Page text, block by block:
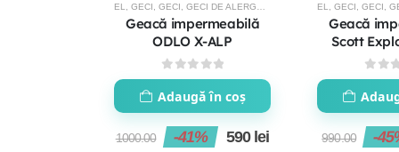
EL GECI GECI GECI DE ALERGARE GECI DE ALERGARE
Geacă impermeabilă
ODLO X-ALP
0out of 5
Adaugă în coș
1000.00 -41% 590 lei
EL GECI GECI
Geacă
Scott
Dryo
0
990.00 -